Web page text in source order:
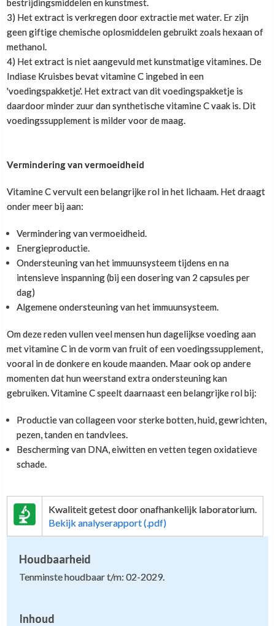
bestrijdingsmiddelen en kunstmest.
3) Het extract is verkregen door extractie met water. Er zijn
geen giftige chemische oplosmiddelen gebruikt zoals hexaan of
methanol.
4) Het extract is niet aangevuld met kunstmatige vitamines. De
Indiase Kruisbes bevat vitamine C ingebed in een
'voedingspakketje'. Het extract van dit voedingspakketje is
daardoor minder zuur dan synthetische vitamine C vaak is. Dit
voedingssupplement is milder voor de maag.
Vermindering van vermoeidheid
Vitamine C vervult een belangrijke rol in het lichaam. Het draagt
onder meer bij aan:
Vermindering van vermoeidheid.
Energieproductie.
Ondersteuning van het immuunsysteem tijdens en na
intensieve inspanning (bij een dosering van 2 capsules per
dag)
Algemene ondersteuning van het immuunsysteem.
Om deze reden vullen veel mensen hun dagelijkse voeding aan
met vitamine C in de vorm van fruit of een voedingssupplement,
vooral in de donkere en koude maanden. Maar ook op andere
momenten dat hun weerstand extra ondersteuning kan
gebruiken. Vitamine C speelt daarnaast een belangrijke rol bij:
Productie van collageen voor sterke botten, huid, gewrichten,
pezen, tanden en tandvlees.
Bescherming van DNA, eiwitten en vetten tegen oxidatieve
schade.
Kwaliteit getest door onafhankelijk laboratorium.
Bekijk analyserapport (.pdf)
Houdbaarheid
Tenminste houdbaar t/m: 02-2029.
Inhoud
Goed
C Andreas ,21 november 2022
Goed vitamine c supplement
Gebruik het al bijna 10 jaar!
Emiel Bakker, 14 november 2022
Top product - gebruik het al bijna 10 jaar!
Goed gebalanceerd, gedoseerd en
helemaal natuurlijk
Jeroen van den Bogaard - Bos
Beter wordt het niet in mijn ogen, goed gebalanceerd,
Jullie hebben de beste vitamine C!
Heel blij met deze natuurlijke vitamines! Veel beter dan
al de zeer hoog gedoseerde synthetische want die
helpen veel minder goed. Jullie hebben de beste
vitamine C!
Altijd snelle en correcte levering
A Wildemast,27 april 2022
blij met mn vitamines en altijd snelle en correcte
kan de extra vitamine C een rem gaan zetten op je
trainingsprogressie.